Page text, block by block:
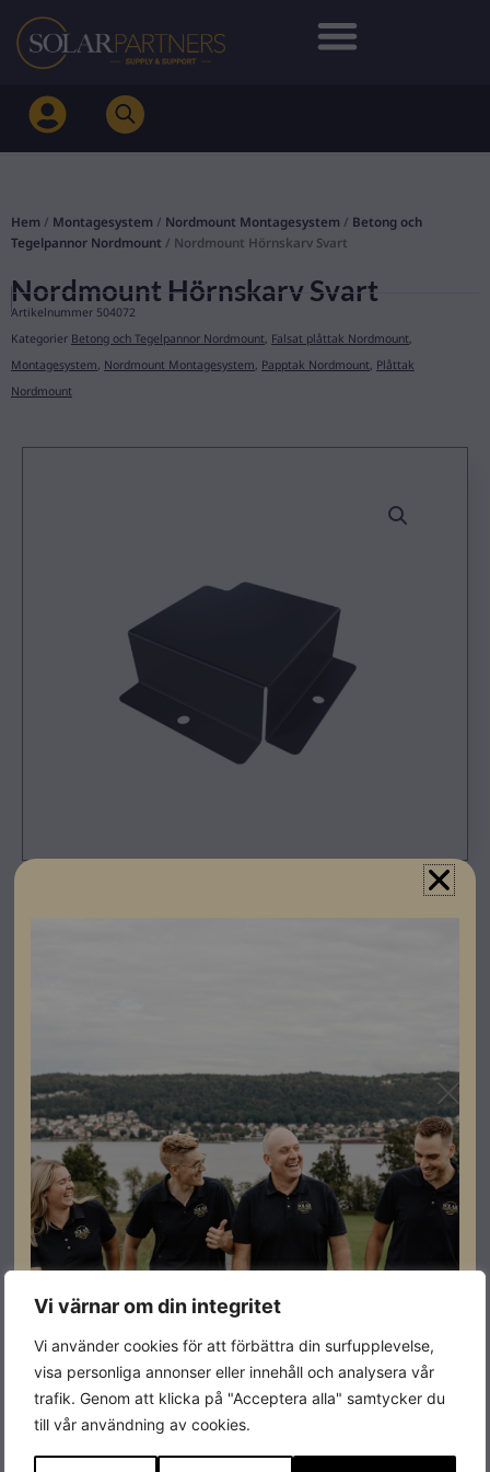
Vi värnar om din integritet
Vi använder cookies för att förbättra din surfupplevelse,
visa personliga annonser eller innehåll och analysera vår
trafik. Genom att klicka på "Acceptera alla" samtycker du
till vår användning av cookies.
Hoppa
innehåll
Hem / Montagesystem / Nordmount Montagesystem / Betong och
Tegelpannor Nordmount / Nordmount Hörnskarv Svart
Nordmount Hörnskarv Svart
Artikelnummer 504072
Kategorier Betong och Tegelpannor Nordmount, Falsat plåttak Nordmount,
Montagesystem, Nordmount Montagesystem, Papptak Nordmount, Plåttak
Nordmount
En hel förpackning innehåller 10st.
Specifikationer
30 år
Längd 90 mm
Bredd 90 mm
Höjd 30 mm